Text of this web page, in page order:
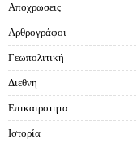
Αποχρωσεις
Αρθρογράφοι
Γεωπολιτική
Διεθνη
Επικαιροτητα
Ιστορία